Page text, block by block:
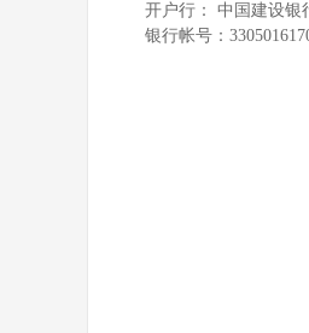
开户行： 中国建设银
银行帐号：